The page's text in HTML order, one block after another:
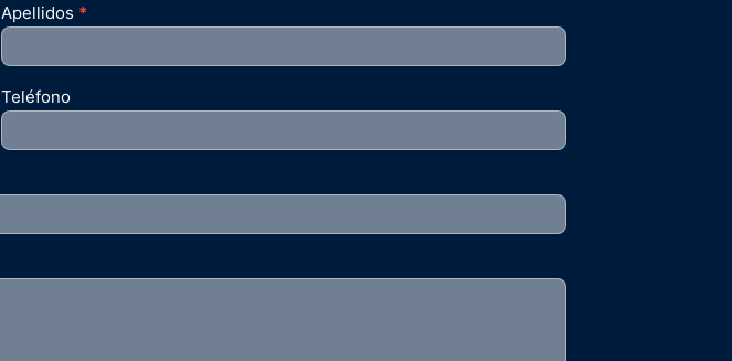
Apellidos *
Teléfono